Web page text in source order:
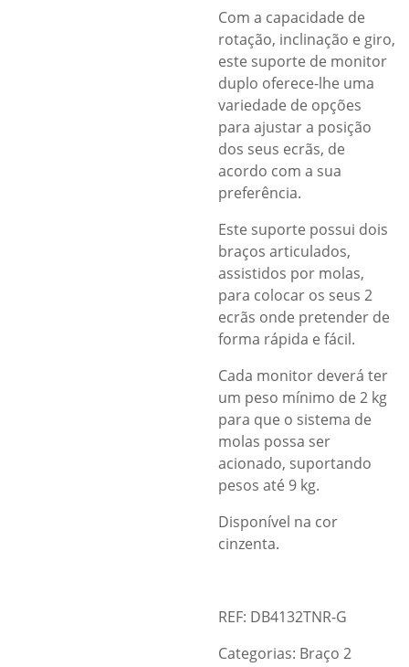
Com a capacidade de
rotação, inclinação e giro,
este suporte de monitor
duplo oferece-lhe uma
variedade de opções
para ajustar a posição
dos seus ecrãs, de
acordo com a sua
preferência.
Este suporte possui dois
braços articulados,
assistidos por molas,
para colocar os seus 2
ecrãs onde pretender de
forma rápida e fácil.
Cada monitor deverá ter
um peso mínimo de 2 kg
para que o sistema de
molas possa ser
acionado, suportando
pesos até 9 kg.
Disponível na cor
cinzenta.
REF: DB4132TNR-G
Categorias: Braço 2